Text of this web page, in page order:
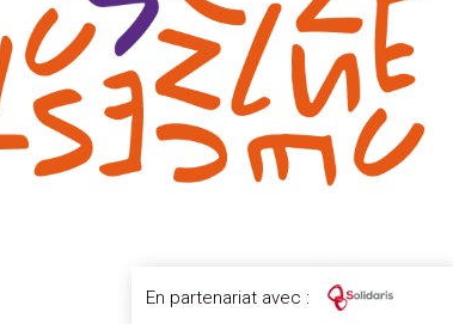
En partenariat avec :